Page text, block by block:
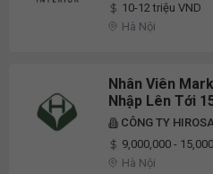
10-12 triệu VND
Hà Nội
Nhân Viên
Nhập Lên Tới
CÔNG TY
9,000,000 -
KPIs/Doanh thu
Hà Nội